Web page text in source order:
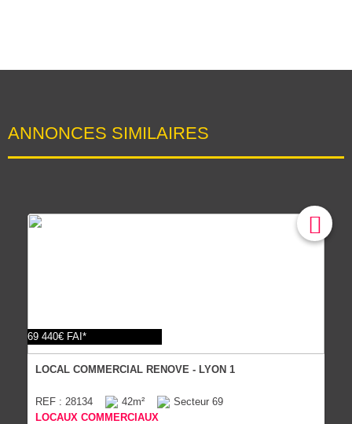
ANNONCES SIMILAIRES
69 440€ FAI*
LOCAL COMMERCIAL RENOVE - LYON 1
REF : 28134 42m²
Secteur 69
LOCAUX COMMERCIAUX